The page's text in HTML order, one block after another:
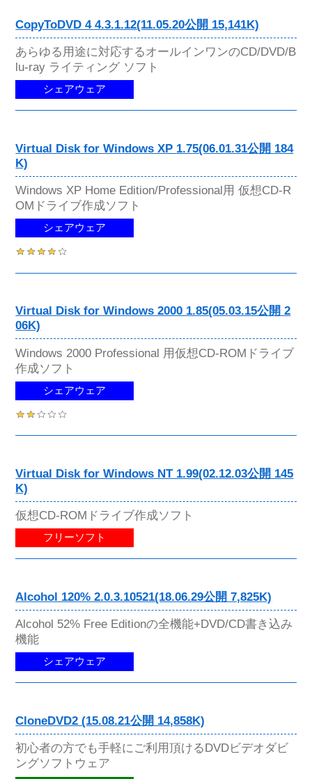
CopyToDVD 4 4.3.1.12(11.05.20公開 15,141K)
あらゆる用途に対応するオールインワンのCD/DVD/B
lu-ray ライティング ソフト
シェアウェア
Virtual Disk for Windows XP 1.75(06.01.31公開 184
K)
Windows XP Home Edition/Professional用 仮想CD-R
OMドライブ作成ソフト
シェアウェア
Virtual Disk for Windows 2000 1.85(05.03.15公開 2
06K)
Windows 2000 Professional 用仮想CD-ROMドライブ
作成ソフト
シェアウェア
Virtual Disk for Windows NT 1.99(02.12.03公開 145
K)
仮想CD-ROMドライブ作成ソフト
フリーソフト
Alcohol 120% 2.0.3.10521(18.06.29公開 7,825K)
Alcohol 52% Free Editionの全機能+DVD/CD書き込み
機能
シェアウェア
CloneDVD2 (15.08.21公開 14,858K)
初心者の方でも手軽にご利用頂けるDVDビデオダビ
ングソフトウェア